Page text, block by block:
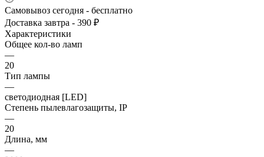
Самовывоз сегодня - бесплатно
Доставка завтра - 390 ₽
Характеристики
Общее кол-во ламп
—
20
Тип лампы
—
светодиодная [LED]
Степень пылевлагозащиты, IP
—
20
Длина, мм
—